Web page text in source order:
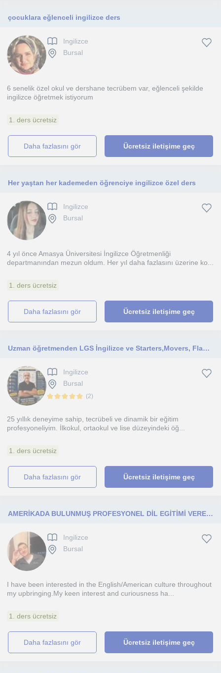
çocuklara eğlenceli ingilizce ders
Ingilizce
Bursal
6 senelik özel okul ve dershane tecrübem var, eğlenceli şekilde
ingilizce öğretmek istiyorum
1. ders ücretsiz
daha fazlasını gör Ücretsiz iletişime geç
Her yaştan her kademeden öğrenciye ingilizce özel ders
Ingilizce
Bursal
4 yıl önce Amasya Üniversitesi İngilizce Öğretmenliği
departmanından mezun oldum. Her yıl daha fazlasını üzerine ko...
1. ders ücretsiz
daha fazlasını gör Ücretsiz iletişime geç
Uzman öğretmenden LGS İngilizce ve Starters,Movers, Flayers, Ket, Pet sınavlarına hazırlık ve Derslere destek
Ingilizce
Bursal
(2)
25 yıllık deneyime sahip, tecrübeli ve dinamik bir eğitim
profesyoneliyim. İlkokul, ortaokul ve lise düzeyindeki öğ...
1. ders ücretsiz
daha fazlasını gör Ücretsiz iletişime geç
AMERİKADA BULUNMUŞ PROFESYONEL DİL EGİTİMİ VEREN EĞİTMEN
Ingilizce
Bursal
I have been interested in the English/American culture throughout
my upbringing.My keen interest and curiousness ha...
1. ders ücretsiz
daha fazlasını gör Ücretsiz iletişime geç